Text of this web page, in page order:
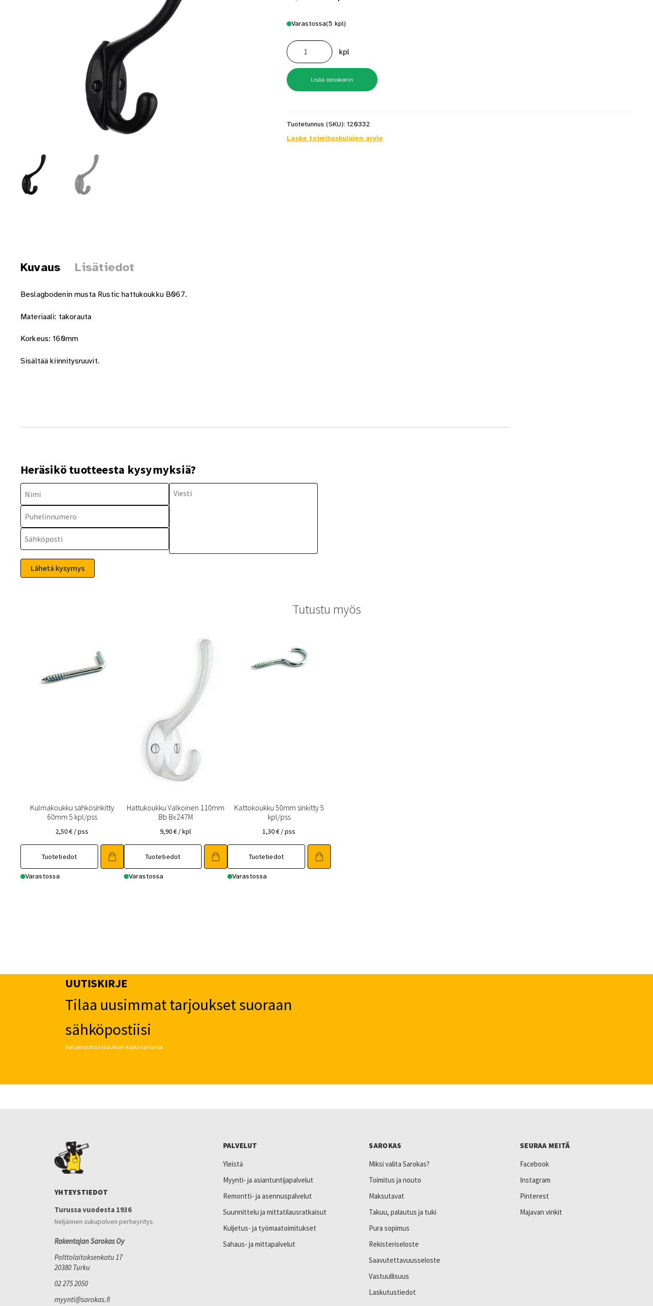
Varastossa(5 kpl)
Hattukoukku
160mm
B067
Takorautaa
määrä
kpl
Lisää ostoskoriin
Tuotetunnus (SKU): 120332
Laske toimituskulujen arvio
Kuvaus Lisätiedot
Beslagbodenin musta Rustic hattukoukku B067.
Materiaali: takorauta
Korkeus: 160mm
Sisältää kiinnitysruuvit.
Heräsikö tuotteesta kysymyksiä?
Tutustu myös
Kulmakoukku sähkösinkitty
60mm 5 kpl/pss
2,50€ / pss
Tuotetiedot
Varastossa
Hattukoukku Valkoinen 110mm
Bb Bx247M
9,90€ / kpl
Tuotetiedot
Varastossa
Kattokoukku 50mm sinkitty 5
kpl/pss
1,30€ / pss
Tuotetiedot
Varastossa
UUTISKIRJE
Tilaa uusimmat tarjoukset suoraan
sähköpostiisi
Voit peruuttaa tilauksen koska tahansa.
YHTEYSTIEDOT
Turussa vuodesta 1936
Neljännen sukupolven perheyritys
Rakentajan Sarokas Oy
Polttolaitoksenkatu 17
20380 Turku
02 275 2050
myynti@sarokas.fi
PALVELUT
Yleistä
Myynti- ja asiantuntijapalvelut
Remontti- ja asennuspalvelut
Suunnittelu ja mittatilausratkaisut
Kuljetus- ja työmaatoimitukset
Sahaus- ja mittapalvelut
SAROKAS
Miksi valita Sarokas?
Toimitus ja nouto
Maksutavat
Takuu, palautus ja tuki
Pura sopimus
Rekisteriseloste
Saavutettavuusseloste
Vastuullisuus
Laskutustiedot
SEURAA MEITÄ
Facebook
Instagram
Pinterest
Majavan vinkit